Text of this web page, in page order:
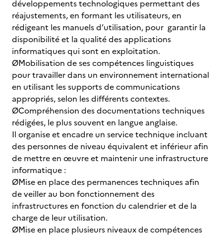
développements technologiques permettant des
réajustements, en formant les utilisateurs, en
rédigeant les manuels d’utilisation, pour garantir la
disponibilité et la qualité des applications
informatiques qui sont en exploitation.
ØMobilisation de ses compétences linguistiques
pour travailler dans un environnement international
en utilisant les supports de communications
appropriés, selon les différents contextes.
ØCompréhension des documentations techniques
rédigées, le plus souvent en langue anglaise.
Il organise et encadre un service technique incluant
des personnes de niveau équivalent et inférieur afin
de mettre en œuvre et maintenir une infrastructure
informatique :
ØMise en place des permanences techniques afin
de veiller au bon fonctionnement des
infrastructures en fonction du calendrier et de la
charge de leur utilisation.
ØMise en place plusieurs niveaux de compétences